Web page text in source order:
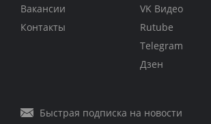
Вакансии
Контакты
VK Видео
Rutube
Telegram
Дзен
Быстрая подписка на новости